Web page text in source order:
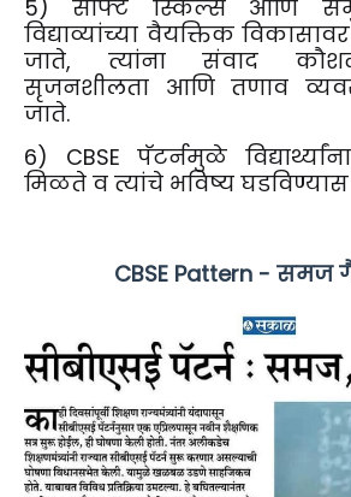
5) सॉफ्ट स्किल्स आणि
विद्याव्यांच्या वैयक्तिक
जाते, त्यांना संवाद
सृजनशीलता आणि तणाव
जाते.
6) CBSE पॅटर्नमुळे
मिळते व त्यांचे भविष्य
CBSE Pattern -